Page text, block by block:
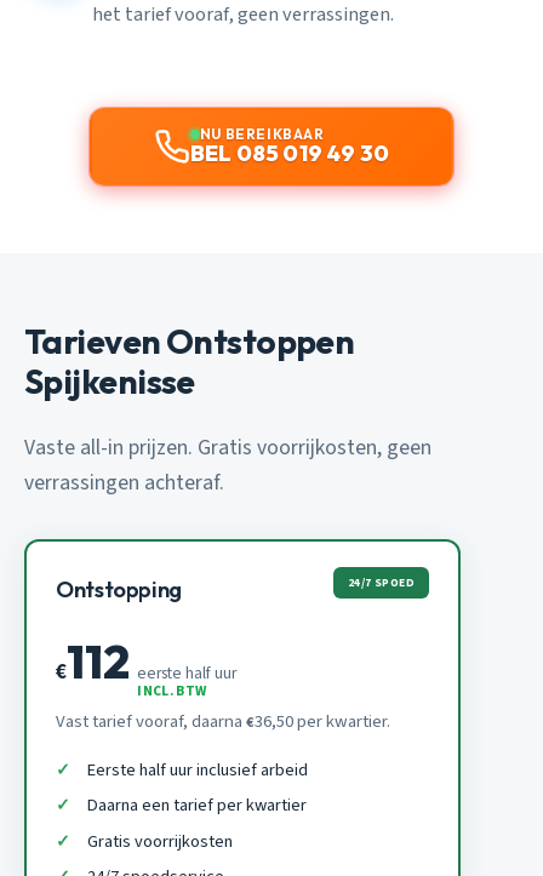
het tarief vooraf, geen verrassingen.
NU BEREIKBAAR
BEL 085 019 49 30
Tarieven Ontstoppen
Spijkenisse
Vaste all-in prijzen. Gratis voorrijkosten, geen
verrassingen achteraf.
Ontstopping 24/7 SPOED
€112 eerste half uur
INCL. BTW
Vast tarief vooraf, daarna €36,50 per kwartier.
Eerste half uur inclusief arbeid
Daarna een tarief per kwartier
Gratis voorrijkosten